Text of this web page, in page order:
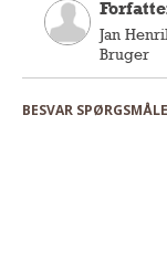
Jan
Bruger
BESVAR